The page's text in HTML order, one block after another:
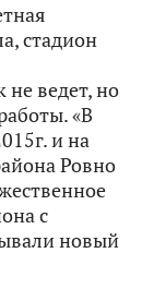
стадион
ведет, но
«В
и на
Ровно
с
новый